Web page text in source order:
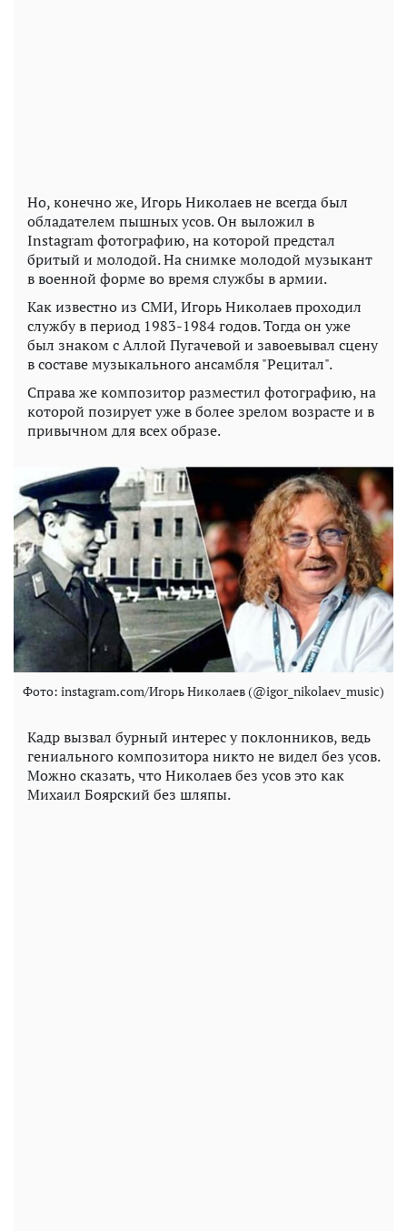
Но, конечно же, Игорь Николаев не всегда был
обладателем пышных усов. Он выложил в
Instagram фотографию, на которой предстал
бритый и молодой. На снимке молодой музыкант
в военной форме во время службы в армии.
Как известно из СМИ, Игорь Николаев проходил
службу в период 1983-1984 годов. Тогда он уже
был знаком с Аллой Пугачевой и завоевывал сцену
в составе музыкального ансамбля "Рецитал".
Справа же композитор разместил фотографию, на
которой позирует уже в более зрелом возрасте и в
привычном для всех образе.
Фото: instagram.com/Игорь Николаев (@igor_nikolaev_music)
Кадр вызвал бурный интерес у поклонников, ведь
гениального композитора никто не видел без усов.
Можно сказать, что Николаев без усов это как
Михаил Боярский без шляпы.